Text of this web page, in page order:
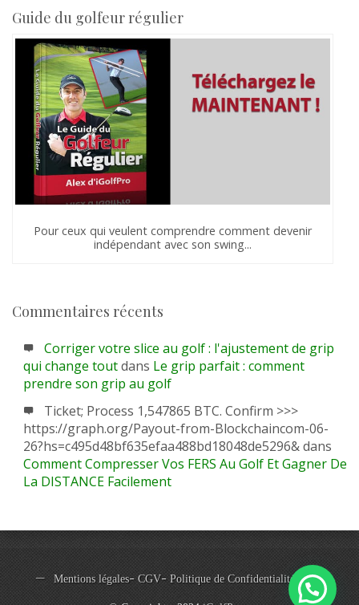
Guide du golfeur régulier
Pour ceux qui veulent comprendre comment devenir
indépendant avec son swing...
Commentaires récents
Corriger votre slice au golf : l'ajustement de grip
qui change toutdans Le grip parfait : comment
prendre son grip au golf
Ticket; Process 1,547865 BTC. Confirm >>>
https://graph.org/Payout-from-Blockchaincom-06-
26?hs=c495d48bf635efaa488bd18048de5296&dans
Comment Compresser Vos FERS Au Golf Et Gagner De
La DISTANCE Facilement
Mentions légales- CGV- Politique de Confidentialité